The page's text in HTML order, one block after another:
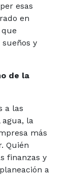
esas
en
y
de la
a las
la
más
Quién
finanzas y
a